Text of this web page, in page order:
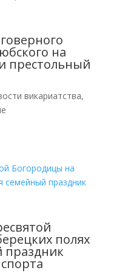
на
престольный
викариатства,
полях
праздник